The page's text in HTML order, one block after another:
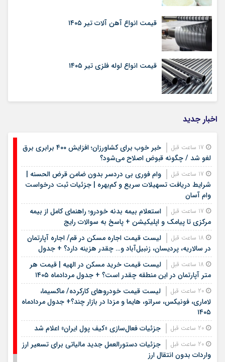
قیمت انواع آهن آلات تیر ۱۴۰۵
قیمت انواع لوله فلزی تیر ۱۴۰۵
اخبار جدید
خبر خوب برای کشاورزان؛ افزایش ۴۰۰ برابری برق
لغو شد / چگونه قبوض اصلاح می‌شود؟
وام فوری بی دردسر بدون ضامن قرض الحسنه |
شرایط دریافت تسهیلات سریع و کم‌بهره | جزئیات ثبت درخواست
وام آسان
استعلام بیمه بدنه خودرو؛ راهنمای کامل از بیمه
مرکزی تا پیامک و اپلیکیشن + پاسخ به سوالات رایج
لیست قیمت اجاره مسکن در قم/ اجاره آپارتمان
در سالاریه، پردیسان، زنبیل‌آباد و… چقدر هزینه دارد؟ + جدول
لیست قیمت خرید مسکن در الهیه | قیمت هر
متر آپارتمان در این منطقه چقدر است؟ + جدول مردادماه ۱۴۰۵
لیست قیمت خودروهای کارکرده/ ماکسیما،
لاماری، فونیکس، سراتو، هایما و مزدا در بازار چند؟+ جدول مردادماه
۱۴۰۵
جزئیات فعال‌سازی «کیف پول ایران» اعلام شد
جزئیات دستورالعمل جدید مالیاتی برای تسعیر ارز
واردات بدون انتقال ارز